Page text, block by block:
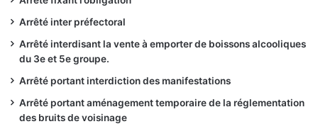
Arrêté inter préfectoral
Arrêté interdisant la vente à emporter de boissons alcooliques
du 3e et 5e groupe.
Arrêté portant interdiction des manifestations
Arrêté portant aménagement temporaire de la réglementation
des bruits de voisinage